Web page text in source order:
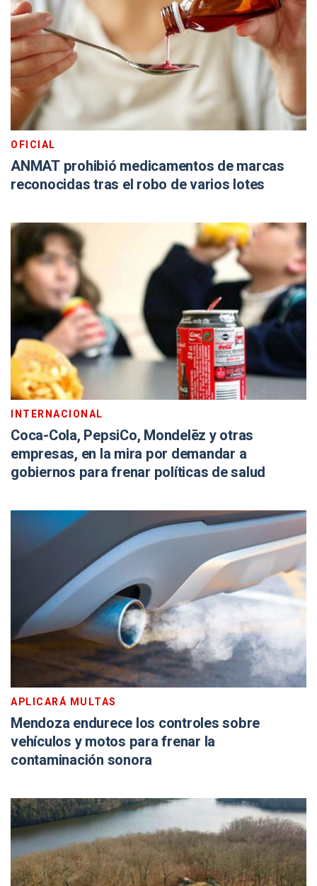
OFICIAL
ANMAT prohibió medicamentos de marcas
reconocidas tras el robo de varios lotes
INTERNACIONAL
Coca-Cola, PepsiCo, Mondelēz y otras
empresas, en la mira por demandar a
gobiernos para frenar políticas de salud
APLICARÁ MULTAS
Mendoza endurece los controles sobre
vehículos y motos para frenar la
contaminación sonora